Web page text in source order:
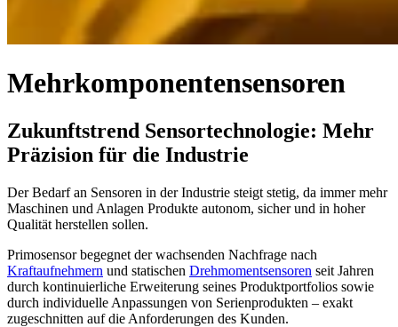
Mehrkomponentensensoren
Zukunftstrend Sensortechnologie: Mehr
Präzision für die Industrie
Der Bedarf an Sensoren in der Industrie steigt stetig, da immer mehr
Maschinen und Anlagen Produkte autonom, sicher und in hoher
Qualität herstellen sollen.
Primosensor begegnet der wachsenden Nachfrage nach
Kraftaufnehmern und statischen Drehmomentsensoren seit Jahren
durch kontinuierliche Erweiterung seines Produktportfolios sowie
durch individuelle Anpassungen von Serienprodukten – exakt
zugeschnitten auf die Anforderungen des Kunden.